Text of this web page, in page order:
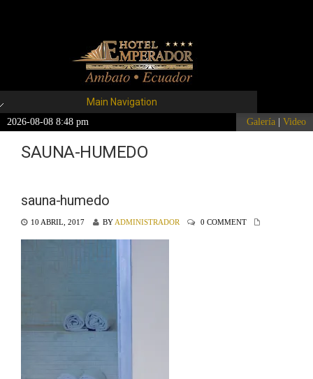
Main Navigation
2026-08-08 8:48 pm Galería Video
SAUNA-HUMEDO
sauna-humedo
10 ABRIL, 2017 BY ADMINISTRADOR 0 COMMENT